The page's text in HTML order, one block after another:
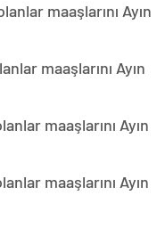
maaşlarını Ayın
maaşlarını Ayın
maaşlarını Ayın
maaşlarını Ayın